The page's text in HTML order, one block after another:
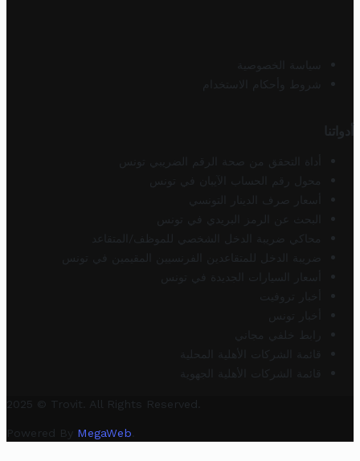
سياسة الخصوصية
شروط وأحكام الاستخدام
أدواتنا
أداة التحقق من صحة الرقم الضريبي تونس
محول رقم الحساب الآيبان في تونس
أسعار صرف الدينار التونسي
البحث عن الرمز البريدي في تونس
محاكي ضريبة الدخل الشخصي للموظف/المتقاعد
ضريبة الدخل للمتقاعدين الفرنسيين المقيمين في تونس
أسعار السيارات الجديدة في تونس
أخبار تروفيت
أخبار تونس
رابط خلفي مجاني
قائمة الشركات الأهلية المحلية
قائمة الشركات الأهلية الجهوية
2025 © Trovit. All Rights Reserved.
Powered By MegaWeb